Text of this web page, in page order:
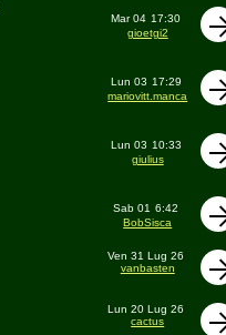
Mar 04 17:30
gioetgi2
Lun 03 17:29
mariovitt.manca
Lun 03 10:33
giulius
Sab 01 6:42
BobSisca
Ven 31 Lug 26
vanbasten
Lun 20 Lug 26
cactus